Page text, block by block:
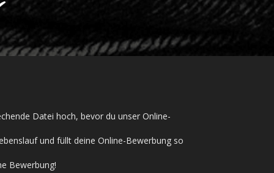
Datei hoch, bevor du unser Online-
und füllt deine Online-Bewerbung so
Bewerbung!